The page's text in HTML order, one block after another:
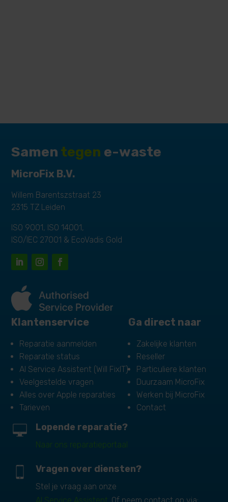
Samen tegen e-waste
MicroFix B.V.
Willem Barentszstraat 23
2315 TZ Leiden
ISO 9001, ISO 14001,
ISO/IEC 27001 & EcoVadis Gold
Klantenservice
Reparatie aanmelden
Reparatie status
AI Service Assistent (Will FixIT)
Veelgestelde vragen
Alles over Apple reparaties
Tarieven
Ga direct naar
Zakelijke klanten
Reseller
Particuliere klanten
Duurzaam MicroFix
Werken bij MicroFix
Contact
Lopende reparatie?
Naar ons reparatieportaal
Vragen over diensten?
Stel je vraag aan onze